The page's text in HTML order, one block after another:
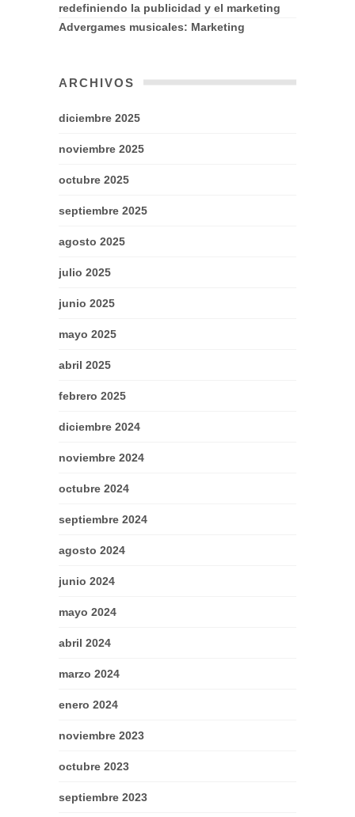
redefiniendo la publicidad y el marketing
Advergames musicales: Marketing
ARCHIVOS
diciembre 2025
noviembre 2025
octubre 2025
septiembre 2025
agosto 2025
julio 2025
junio 2025
mayo 2025
abril 2025
febrero 2025
diciembre 2024
noviembre 2024
octubre 2024
septiembre 2024
agosto 2024
junio 2024
mayo 2024
abril 2024
marzo 2024
enero 2024
noviembre 2023
octubre 2023
septiembre 2023